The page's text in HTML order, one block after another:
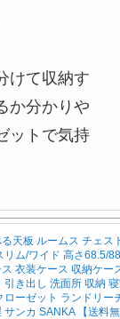
けて収納す
か分かりや
ットで気持
天板 ルームス チェス
リム/ワイド 高さ68.5/
ス 衣装ケース 収納ケー
引き出し 洗面所 収納
ローゼット ランドリー
サンカ SANKA 【送料